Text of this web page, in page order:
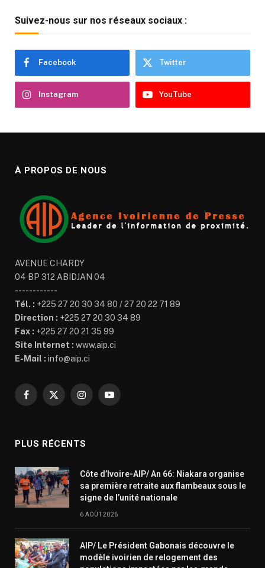
Suivez-nous sur nos réseaux sociaux :
Facebook Twitter
Instagram YouTube
À PROPOS DE NOUS
AVENUE CHARDY
04 BP 312 ABIDJAN 04
------------
Tél. : +225 27 20 30 34 80 / 27 20 22 71 89
Direction : +225 27 20 30 34 89
Fax : +225 27 20 21 35 99
Site Internet : www.aip.ci
E-Mail : info@aip.ci
Facebook
X
InstagramYouTube
PLUS RÉCENTS
Côte d’Ivoire-AIP/ An 66: Niakara organise
sa première retraite aux flambeaux sous le
signe de l’unité nationale
6 AOÛT 2026
AIP/ Le Président Gabonais découvre le
modèle ivoirien de relogement des